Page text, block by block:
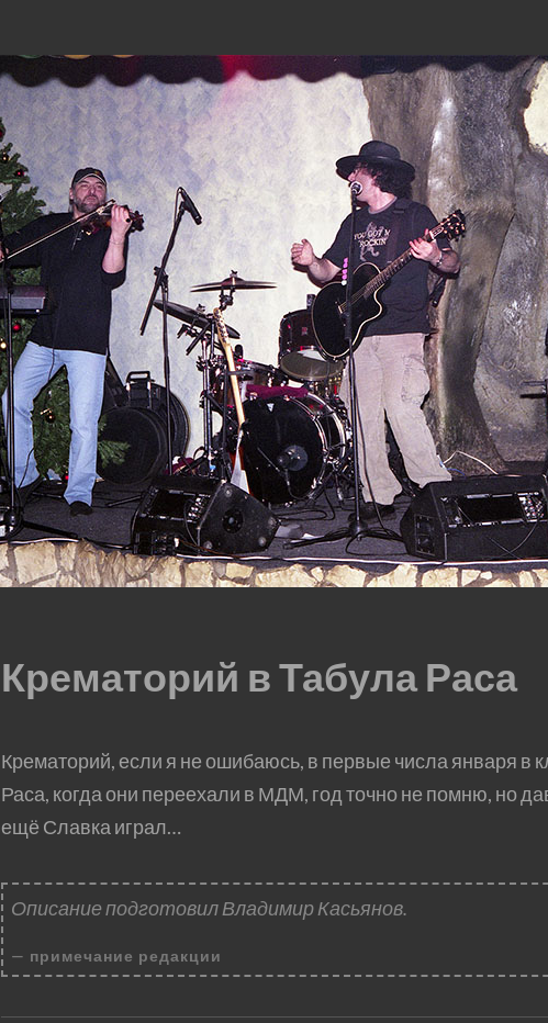
Крематорий в Табула Раса
Крематорий, если я не ошибаюсь, в первые числа января в
Раса, когда они переехали в МДМ, год точно не помню, но
ещё Славка играл…
Описание подготовил Владимир Касьянов.
примечание редакции